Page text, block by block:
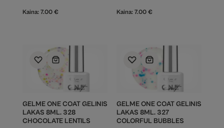
Kaina: 7.00 € Kaina: 7.00 €
GELME ONE COAT GELINIS
LAKAS 8ML. 328
CHOCOLATE LENTILS
GELME ONE COAT GELINIS
LAKAS 8ML. 327
COLORFUL BUBBLES